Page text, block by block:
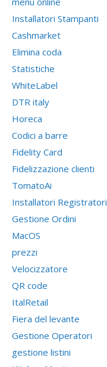
Installatori Stampanti
Cashmarket
Elimina coda
Statistiche
WhiteLabel
DTR italy
Horeca
Codici a barre
Fidelity Card
Fidelizzazione clienti
TomatoAi
Installatori Registratori
Gestione Ordini
MacOS
prezzi
Velocizzatore
QR code
ItalRetail
Fiera del levante
Gestione Operatori
gestione listini